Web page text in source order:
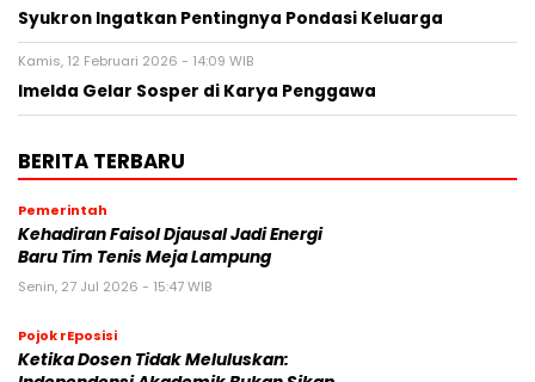
Syukron Ingatkan Pentingnya Pondasi Keluarga
Kamis, 12 Februari 2026 - 14:09 WIB
Imelda Gelar Sosper di Karya Penggawa
BERITA TERBARU
Pemerintah
Kehadiran Faisol Djausal Jadi Energi
Baru Tim Tenis Meja Lampung
Senin, 27 Jul 2026 - 15:47 WIB
Pojok rEposisi
Ketika Dosen Tidak Meluluskan: